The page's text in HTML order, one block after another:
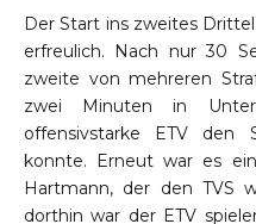
Der Start ins zweites
erfreulich. Nach nur 30
zweite von mehreren
zwei Minuten in
offensivstarke ETV den
konnte. Erneut war es
Hartmann, der den TVS
dorthin war der ETV